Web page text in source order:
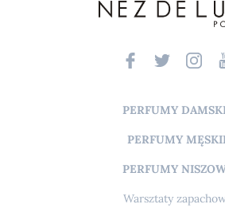
PERFUMY
PERFUMY
PERFUMY
Warsztaty